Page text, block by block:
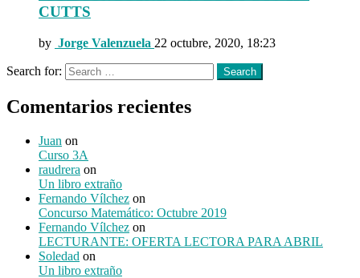
CUTTS
by Jorge Valenzuela 22 octubre, 2020, 18:23
Search for: Search
Comentarios recientes
Juan on
Curso 3A
raudrera on
Un libro extraño
Fernando Vílchez on
Concurso Matemático: Octubre 2019
Fernando Vílchez on
LECTURANTE: OFERTA LECTORA PARA ABRIL
Soledad on
Un libro extraño